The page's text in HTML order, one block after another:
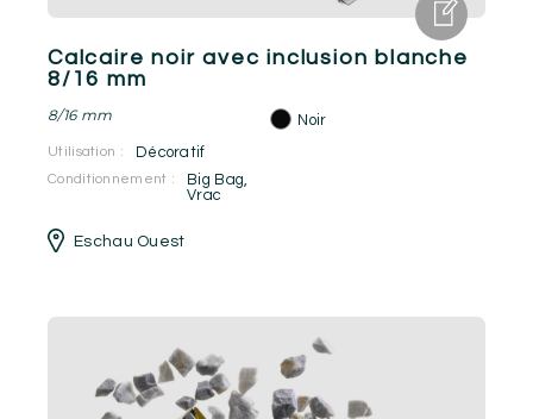
Calcaire noir avec inclusion blanche
8/16 mm
8/16 mm Noir
Utilisation : Décoratif
Conditionnement : Big Bag,
Vrac
Eschau Ouest